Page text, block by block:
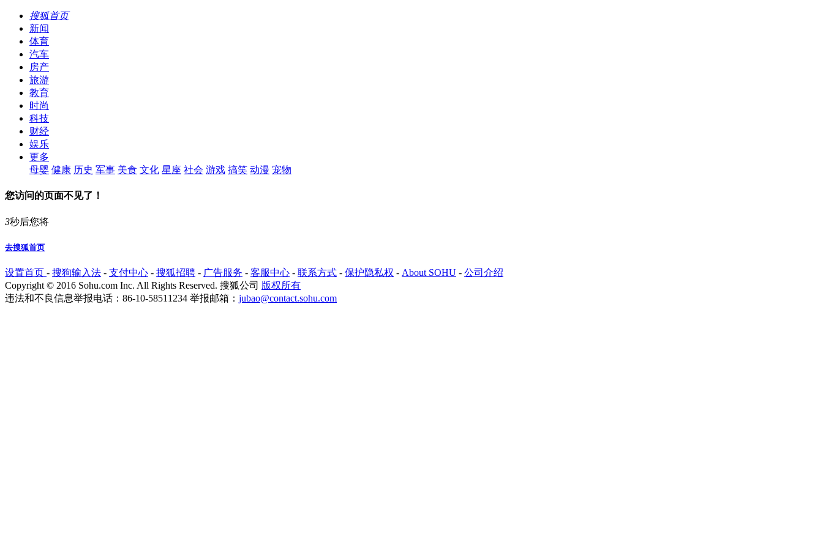
搜狐首页
新闻
体育
汽车
房产
旅游
教育
时尚
科技
财经
娱乐
更多
母婴 健康 历史 军事 美食 文化 星座 社会 游戏 搞笑 动漫 宠物
您访问的页面不见了！
3秒后您将
去搜狐首页
设置首页 - 搜狗输入法 - 支付中心 - 搜狐招聘 - 广告服务 - 客服中心 - 联系方式 - 保护隐私权 - About SOHU - 公司介绍
Copyright © 2016 Sohu.com Inc. All Rights Reserved. 搜狐公司 版权所有
违法和不良信息举报电话：86-10-58511234 举报邮箱： jubao@contact.sohu.com